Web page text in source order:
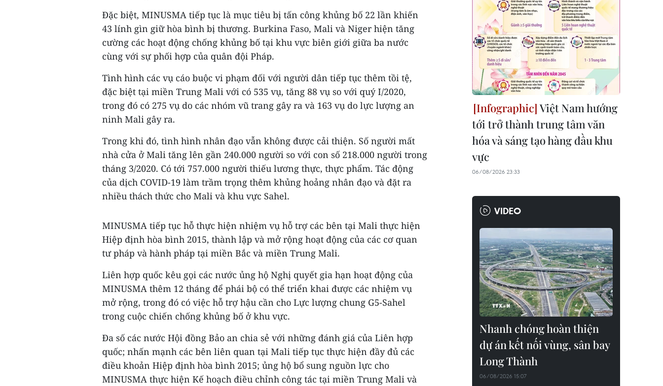
Đặc biệt, MINUSMA tiếp tục là mục tiêu bị tấn công khủng bố 22 lần khiến
43 lính gìn giữ hòa bình bị thương. Burkina Faso, Mali và Niger hiện tăng
cường các hoạt động chống khủng bố tại khu vực biên giới giữa ba nước
cùng với sự phối hợp của quân đội Pháp.
Tình hình các vụ cáo buộc vi phạm đối với người dân tiếp tục thêm tồi tệ,
đặc biệt tại miền Trung Mali với có 535 vụ, tăng 88 vụ so với quý I/2020,
trong đó có 275 vụ do các nhóm vũ trang gây ra và 163 vụ do lực lượng an
ninh Mali gây ra.
Trong khi đó, tình hình nhân đạo vẫn không được cải thiện. Số người mất
nhà cửa ở Mali tăng lên gần 240.000 người so với con số 218.000 người trong
tháng 3/2020. Có tới 757.000 người thiếu lương thực, thực phẩm. Tác động
của dịch COVID-19 làm trầm trọng thêm khủng hoảng nhân đạo và đặt ra
nhiều thách thức cho Mali và khu vực Sahel.
MINUSMA tiếp tục hỗ thực hiện nhiệm vụ hỗ trợ các bên tại Mali thực hiện
Hiệp định hòa bình 2015, thành lập và mở rộng hoạt động của các cơ quan
tư pháp và hành pháp tại miền Bắc và miền Trung Mali.
Liên hợp quốc kêu gọi các nước ủng hộ Nghị quyết gia hạn hoạt động của
MINUSMA thêm 12 tháng để phái bộ có thể triển khai được các nhiệm vụ
mở rộng, trong đó có việc hỗ trợ hậu cần cho Lực lượng chung G5-Sahel
trong cuộc chiến chống khủng bố ở khu vực.
Đa số các nước Hội đồng Bảo an chia sẻ với những đánh giá của Liên hợp
quốc; nhấn mạnh các bên liên quan tại Mali tiếp tục thực hiện đầy đủ các
điều khoản Hiệp định hòa bình 2015; ủng hộ bổ sung nguồn lực cho
MINUSMA thực hiện Kế hoạch điều chỉnh công tác tại miền Trung Mali và
Việt Nam hướng
tới trở thành trung tâm văn
hóa và sáng tạo hàng đầu khu
vực
06/08/2026 23:33
VIDEO
Nhanh chóng hoàn thiện
dự án kết nối vùng, sân bay
Long Thành
06/08/2026 15:07